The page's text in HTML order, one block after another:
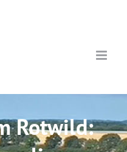
Rotwild: